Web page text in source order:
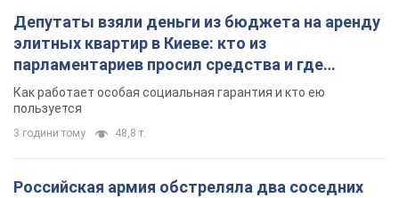
Депутаты взяли деньги из бюджета на аренду
элитных квартир в Киеве: кто из
парламентариев просил средства и где
поселился
Как работает особая социальная гарантия и кто ею
пользуется
3 години тому 48,8 т.
Российская армия обстреляла два соседних